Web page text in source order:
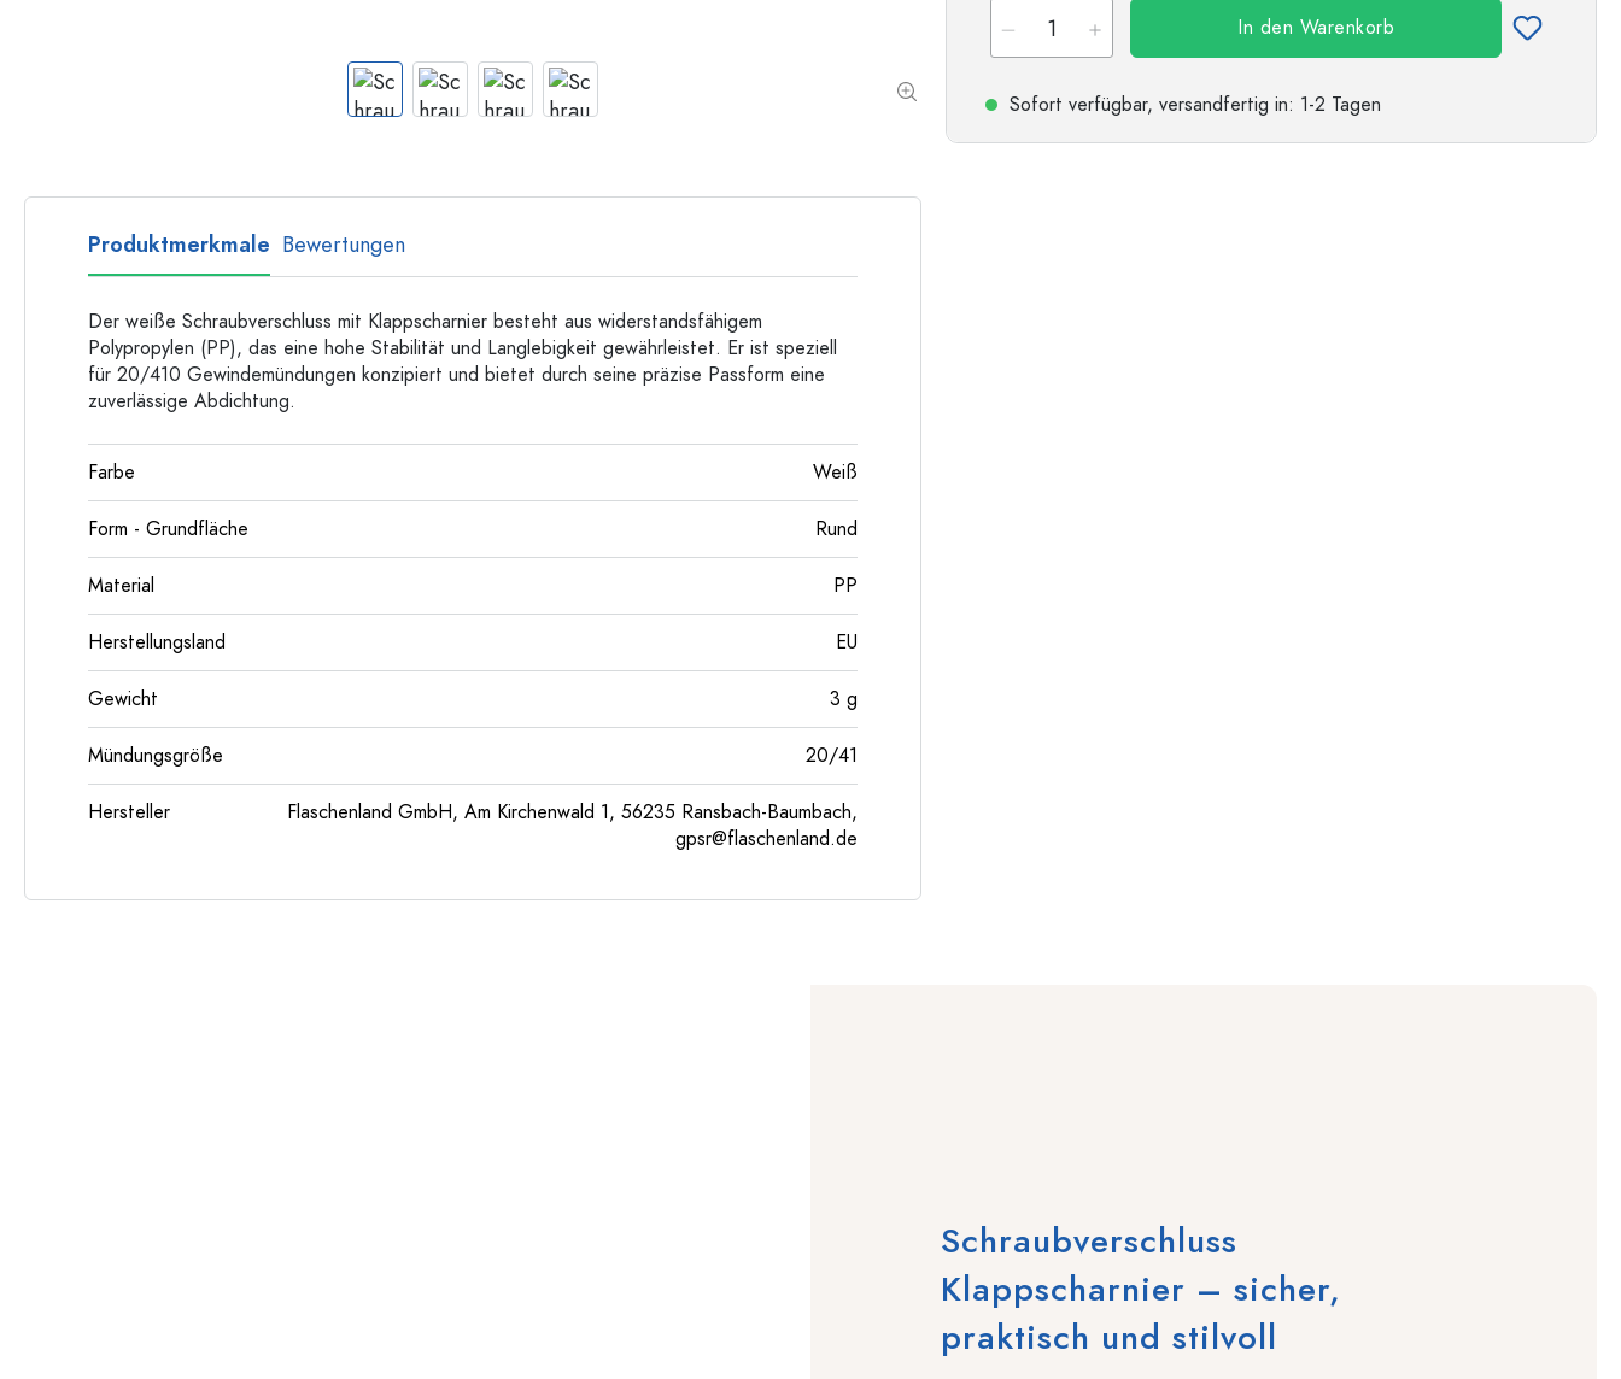
Flaschen nach Material
In den Warenkorb
Sofort verfügbar, versandfertig in: 1-2 Tagen
Produktmerkmale Bewertungen
Der weiße Schraubverschluss mit Klappscharnier besteht aus widerstandsfähigem
Polypropylen (PP), das eine hohe Stabilität und Langlebigkeit gewährleistet. Er ist speziell
für 20/410 Gewindemündungen konzipiert und bietet durch seine präzise Passform eine
zuverlässige Abdichtung.
Farbe Weiß
Form - Grundfläche Rund
Material PP
Herstellungsland EU
Gewicht 3 g
Mündungsgröße 20/41
Hersteller
Flaschenland GmbH, Am Kirchenwald 1, 56235 Ransbach-Baumbach,
gpsr@flaschenland.de
Schraubverschluss
Klappscharnier – sicher,
praktisch und stilvoll